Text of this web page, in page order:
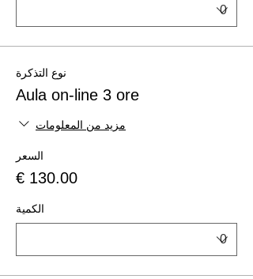
نوع التذكرة
Aula on-line 3 ore
مزيد من المعلومات
السعر
الكمية